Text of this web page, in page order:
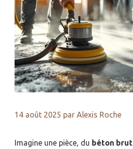
14 août 2025 par Alexis Roche
Imagine une pièce, du béton brut